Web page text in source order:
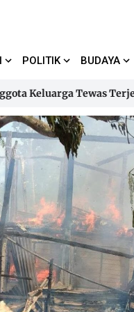
POLITIK BUDAYA
Tewas Terjebak
Tewas Terjebak